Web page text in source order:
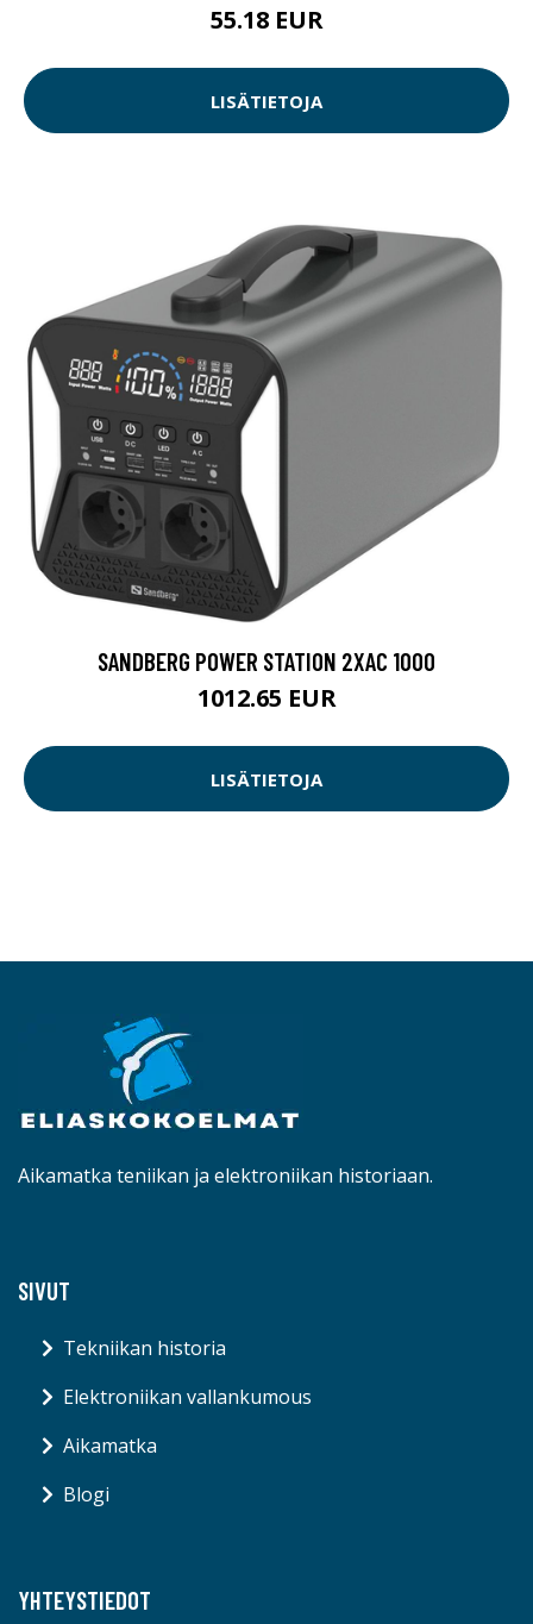
55.18 EUR
LISÄTIETOJA
SANDBERG POWER STATION 2XAC 1000
1012.65 EUR
LISÄTIETOJA
Aikamatka teniikan ja elektroniikan historiaan.
SIVUT
Tekniikan historia
Elektroniikan vallankumous
Aikamatka
Blogi
YHTEYSTIEDOT